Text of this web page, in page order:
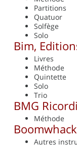
Partitions
Quatuor
Solfège
Solo
Bim,
Livres
Méthode
Quintette
Solo
Trio
BMG Ricordi
Méthode
Autres